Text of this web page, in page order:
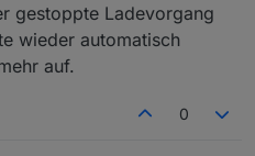
gestoppte Ladevorgang
wieder automatisch
auf.
0